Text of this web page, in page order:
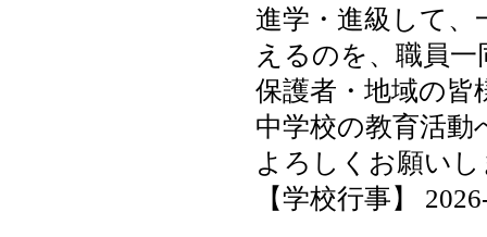
進学・進級して、
えるのを、職員
保護者・地域の皆
中学校の教育活
よろしくお願い
【学校行事】